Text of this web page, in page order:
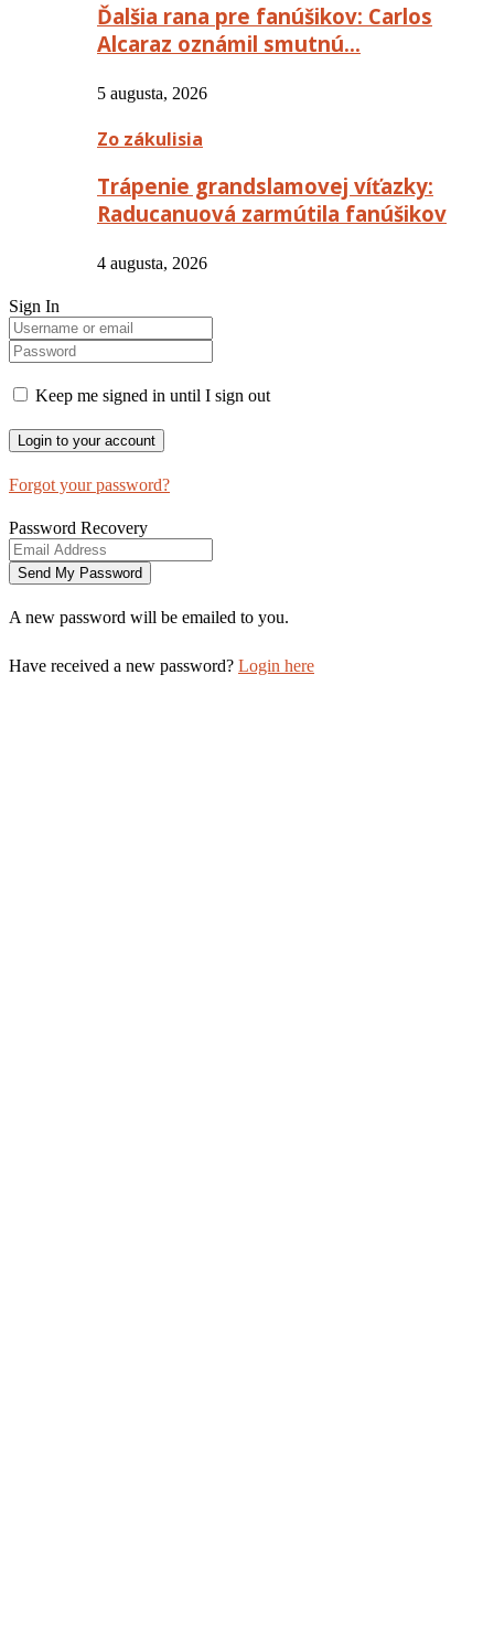
Ďalšia rana pre fanúšikov: Carlos
Alcaraz oznámil smutnú…
5 augusta, 2026
Zo zákulisia
Trápenie grandslamovej víťazky:
Raducanuová zarmútila fanúšikov
4 augusta, 2026
Sign In
Keep me signed in until I sign out
Forgot your password?
Password Recovery
A new password will be emailed to you.
Have received a new password? Login here